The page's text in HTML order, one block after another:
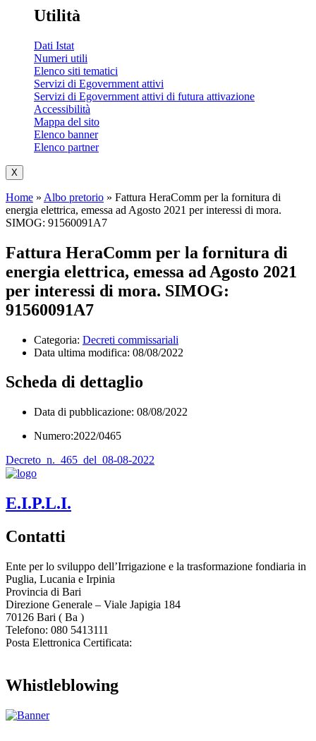
Utilità
Dati Istat
Numeri utili
Elenco siti tematici
Servizi di Egovernment attivi
Servizi di Egovernment attivi di futura attivazione
Accessibilità
Mappa del sito
Elenco banner
Elenco partner
X
Home » Albo pretorio » Fattura HeraComm per la fornitura di
energia elettrica, emessa ad Agosto 2021 per interessi di mora.
SIMOG: 91560091A7
Fattura HeraComm per la fornitura di
energia elettrica, emessa ad Agosto 2021
per interessi di mora. SIMOG:
91560091A7
Categoria: Decreti commissariali
Data ultima modifica: 08/08/2022
Scheda di dettaglio
Data di pubblicazione: 08/08/2022
Numero:2022/0465
Decreto_n._465_del_08-08-2022
E.I.P.L.I.
Contatti
Ente per lo sviluppo dell’Irrigazione e la trasformazione fondiaria in
Puglia, Lucania e Irpinia
Provincia di Bari
Direzione Generale – Viale Japigia 184
70126 Bari ( Ba )
Telefono: 080 5413111
Posta Elettronica Certificata:
Whistleblowing